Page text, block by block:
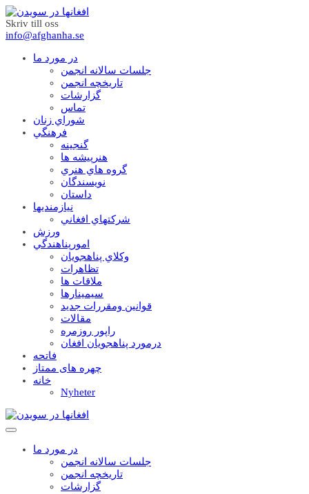
Skriv till oss
info@afghanha.se
در مورد ما
جلسات سالانه انجمن
تاریخچه انجمن
گزارشات
تماس
شوراي زنان
فرهنگي
گنجينه
هنرپيشه ها
گروه هاي هنري
نويسندگان
داستان
نيازمنديها
شرکتهاي افغاني
ورزش
امورپناهندگي
وکلاي پناهجويان
تظاهرات
ملاقات ها
سيمينارها
قوانين ومقررات جديد
مقالات
راپور روزمره
درمورد پناهجويان افغان
فاتحه
چهره های ممتاز
خانه
Nyheter
در مورد ما
جلسات سالانه انجمن
تاریخچه انجمن
گزارشات